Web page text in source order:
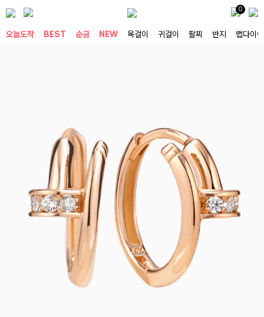
0
오늘도착 BEST 순금 NEW 목걸이 귀걸이 팔찌 반지 랩다이아